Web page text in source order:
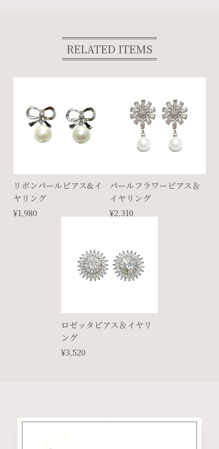
RELATED ITEMS
リボンパールピアス&イ
ヤリング
¥1,980
パールフラワーピアス＆
イヤリング
¥2,310
ロゼッタピアス＆イヤリ
ング
¥3,520